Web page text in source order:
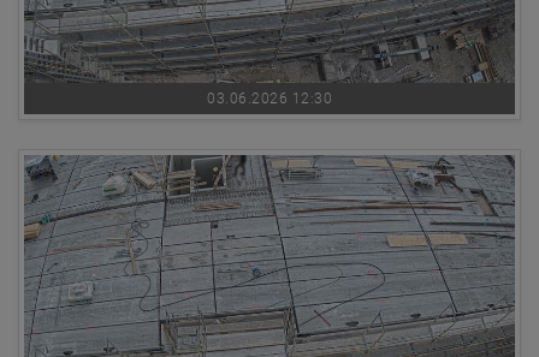
03.06.2026 12:30